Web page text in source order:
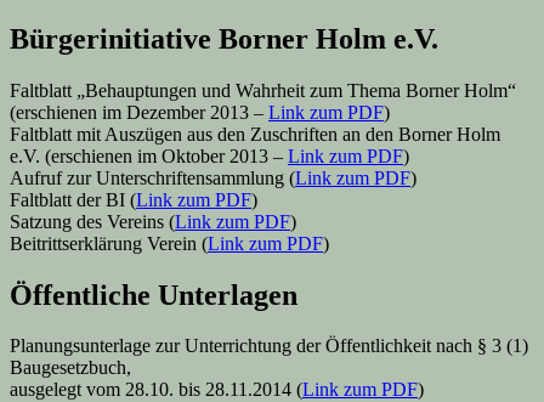
Bürgerinitiative Borner Holm e.V.
Faltblatt „Behauptungen und Wahrheit zum Thema Borner Holm“
(erschienen im Dezember 2013 – Link zum PDF)
Faltblatt mit Auszügen aus den Zuschriften an den Borner Holm
e.V. (erschienen im Oktober 2013 – Link zum PDF)
Aufruf zur Unterschriftensammlung (Link zum PDF)
Faltblatt der BI (Link zum PDF)
Satzung des Vereins (Link zum PDF)
Beitrittserklärung Verein (Link zum PDF)
Öffentliche Unterlagen
Planungsunterlage zur Unterrichtung der Öffentlichkeit nach § 3 (1)
Baugesetzbuch,
ausgelegt vom 28.10. bis 28.11.2014 (Link zum PDF)